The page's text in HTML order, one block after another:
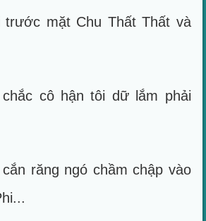
mặt Chu Thất Thất và
cô hận tôi dữ lắm phải
răng ngó chầm chập vào